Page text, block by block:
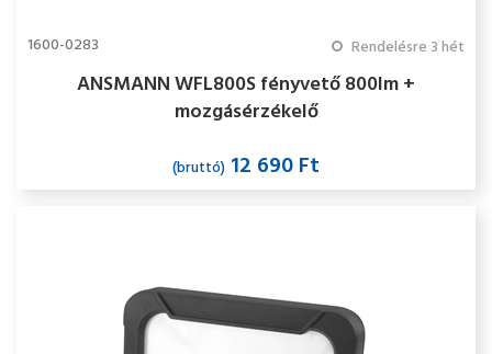
1600-0283 Rendelésre 3 hét
ANSMANN WFL800S fényvető 800lm +
mozgásérzékelő
(bruttó) 12 690 Ft